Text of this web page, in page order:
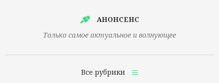
АНОНСЕНС
Только самое актуальное и волнующее
Все рубрики